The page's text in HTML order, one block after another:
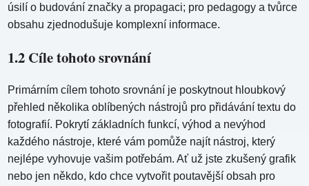
úsilí o budování značky a propagaci; pro pedagogy a tvůrce
obsahu zjednodušuje komplexní informace.
1.2 Cíle tohoto srovnání
Primárním cílem tohoto srovnání je poskytnout hloubkový
přehled několika oblíbených nástrojů pro přidávání textu do
fotografií. Pokrytí základních funkcí, výhod a nevýhod
každého nástroje, které vám pomůže najít nástroj, který
nejlépe vyhovuje vašim potřebám. Ať už jste zkušený grafik
nebo jen někdo, kdo chce vytvořit poutavější obsah pro